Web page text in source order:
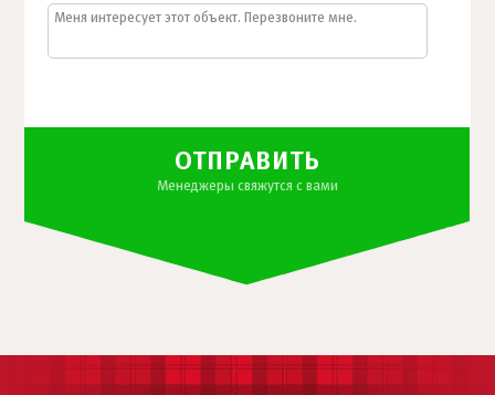
ОТПРАВИТЬ
Менеджеры свяжутся с вами